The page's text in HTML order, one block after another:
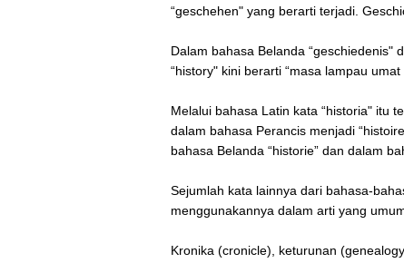
“geschehen" yang berarti terjadi.
Dalam bahasa Belanda “geschiedenis"
“history" kini berarti “masa lampau
Melalui bahasa Latin kata “historia" itu
dalam bahasa Perancis menjadi
bahasa Belanda “historie” dan dalam
Sejumlah kata lainnya dari bahasa-
menggunakannya dalam arti yang
Kronika (cronicle), keturunan